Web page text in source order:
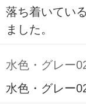
落ち着いてい
ました。
水色・グレー
水色・グレー